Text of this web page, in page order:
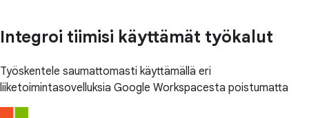
Integroi tiimisi käyttämät työkalut
Työskentele saumattomasti käyttämällä eri
liiketoimintasovelluksia Google Workspacesta poistumatta